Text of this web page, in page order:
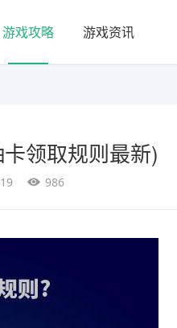
游戏攻略 游戏资讯
领取规则最新)
986